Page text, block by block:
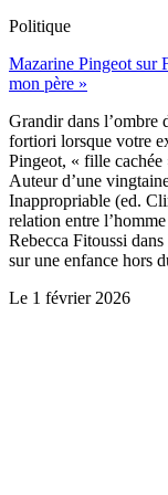
Politique
Mazarine Pingeot sur
mon père »
Grandir dans l’ombre
fortiori lorsque votre
Pingeot, « fille
Auteur d’une
Inappropriable (ed.
relation entre
Rebecca Fitoussi
sur une enfance hors
Le 1 février 2026